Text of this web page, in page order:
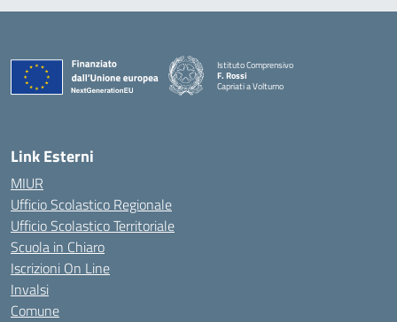
Istituto Comprensivo
F. Rossi
Capriati a Volturno
— Visita la pagina iniziale della scuola
Link Esterni
MIUR
Ufficio Scolastico Regionale
Ufficio Scolastico Territoriale
Scuola in Chiaro
Iscrizioni On Line
Invalsi
Comune